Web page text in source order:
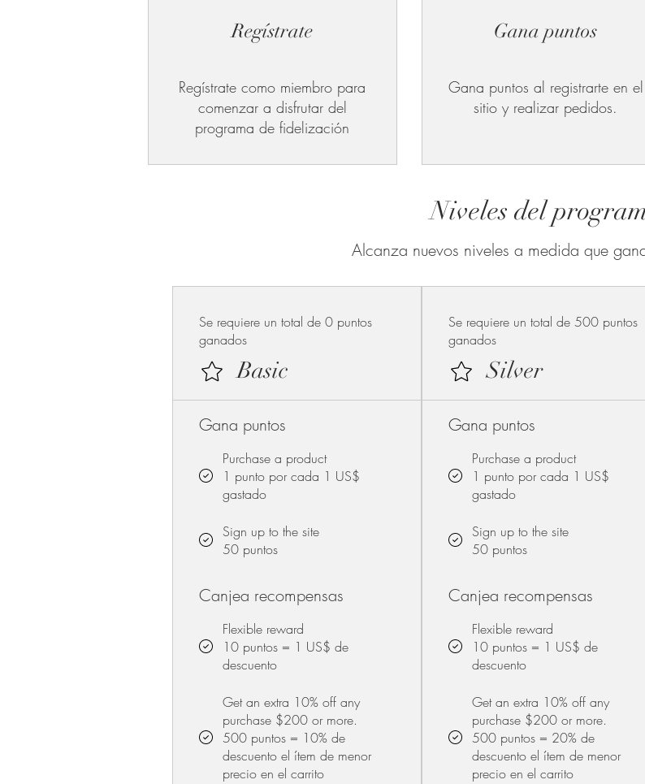
Regístrate
Regístrate como miembro para
comenzar a disfrutar del
programa de fidelización
Gana puntos
Gana puntos al registrarte en el
sitio y realizar pedidos.
Niveles del
Alcanza nuevos niveles a medida que
Basic
Se requiere un total de 0 puntos
ganados
Gana puntos
Purchase a product
1 punto por cada 1 US$
gastado
Sign up to the site
50 puntos
Canjea recompensas
Flexible reward
10 puntos = 1 US$ de
descuento
Get an extra 10% off any
purchase $200 or more.
500 puntos = 10% de
descuento el ítem de menor
precio en el carrito
Silver
Se requiere un total de 500 puntos
ganados
Gana puntos
Purchase a product
1 punto por cada 1 US$
gastado
Sign up to the site
50 puntos
Canjea recompensas
Flexible reward
10 puntos = 1 US$ de
descuento
Get an extra 10% off any
purchase $200 or more.
500 puntos = 20% de
descuento el ítem de menor
precio en el carrito